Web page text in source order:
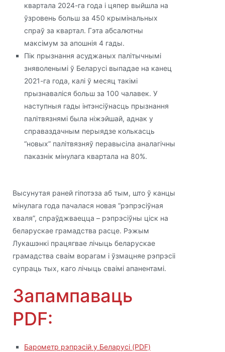
квартала 2024-га года і цяпер выйшла на
ўзровень больш за 450 крымінальных
спраў за квартал. Гэта абсалютны
максімум за апошнія 4 гады.
Пік прызнання асуджаных палітычнымі
зняволенымі ў Беларусі выпадае на канец
2021-га года, калі ў месяц такімі
прызнаваліся больш за 100 чалавек. У
наступныя гады інтэнсіўнасць прызнання
палітвязнямі была ніжэйшай, аднак у
справаздачным перыядзе колькасць
“новых” палітвязняў перавысіла аналагічны
паказнік мінулага квартала на 80%.
Высунутая раней гіпотэза аб тым, што ў канцы
мінулага года пачалася новая “рэпрэсіўная
хваля”, спраўджваецца – рэпрэсіўны ціск на
беларускае грамадства расце. Рэжым
Лукашэнкі працягвае лічыць беларускае
грамадства сваім ворагам і ўзмацняе рэпрэсіі
супраць тых, каго лічыць сваімі апанентамі.
Запампаваць
PDF:
Барометр рэпрэсій у Беларусі (PDF)